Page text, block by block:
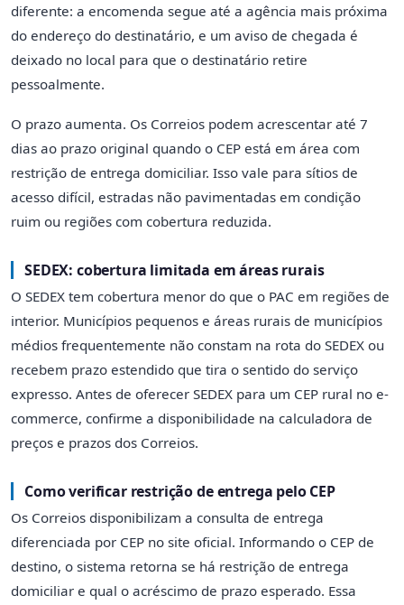
diferente: a encomenda segue até a agência mais próxima
do endereço do destinatário, e um aviso de chegada é
deixado no local para que o destinatário retire
pessoalmente.
O prazo aumenta. Os Correios podem acrescentar até 7
dias ao prazo original quando o CEP está em área com
restrição de entrega domiciliar. Isso vale para sítios de
acesso difícil, estradas não pavimentadas em condição
ruim ou regiões com cobertura reduzida.
SEDEX: cobertura limitada em áreas rurais
O SEDEX tem cobertura menor do que o PAC em regiões de
interior. Municípios pequenos e áreas rurais de municípios
médios frequentemente não constam na rota do SEDEX ou
recebem prazo estendido que tira o sentido do serviço
expresso. Antes de oferecer SEDEX para um CEP rural no e-
commerce, confirme a disponibilidade na calculadora de
preços e prazos dos Correios.
Como verificar restrição de entrega pelo CEP
Os Correios disponibilizam a consulta de entrega
diferenciada por CEP no site oficial. Informando o CEP de
destino, o sistema retorna se há restrição de entrega
domiciliar e qual o acréscimo de prazo esperado. Essa